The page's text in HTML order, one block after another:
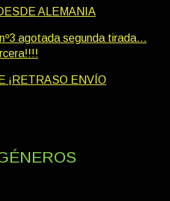
ALEMANIA
agotada segunda tirada…
¡RETRASO ENVÍO